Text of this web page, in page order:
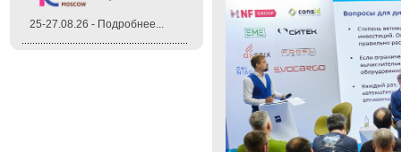
25-27.08.26 - Подробнее...